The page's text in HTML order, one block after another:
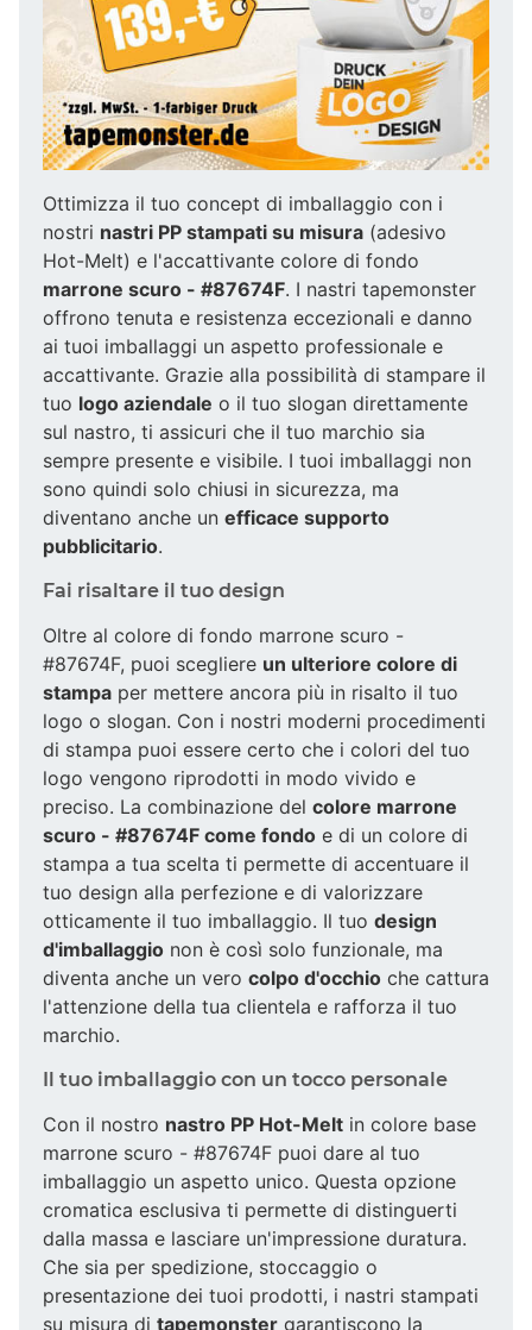
Ottimizza il tuo concept di imballaggio con i
nostri nastri PP stampati su misura (adesivo
Hot-Melt) e l'accattivante colore di fondo
marrone scuro - #87674F. I nastri tapemonster
offrono tenuta e resistenza eccezionali e danno
ai tuoi imballaggi un aspetto professionale e
accattivante. Grazie alla possibilità di stampare il
tuo logo aziendale o il tuo slogan direttamente
sul nastro, ti assicuri che il tuo marchio sia
sempre presente e visibile. I tuoi imballaggi non
sono quindi solo chiusi in sicurezza, ma
diventano anche un efficace supporto
pubblicitario.
Fai risaltare il tuo design
Oltre al colore di fondo marrone scuro -
#87674F, puoi scegliere un ulteriore colore di
stampa per mettere ancora più in risalto il tuo
logo o slogan. Con i nostri moderni procedimenti
di stampa puoi essere certo che i colori del tuo
logo vengono riprodotti in modo vivido e
preciso. La combinazione del colore marrone
scuro - #87674F come fondo e di un colore di
stampa a tua scelta ti permette di accentuare il
tuo design alla perfezione e di valorizzare
otticamente il tuo imballaggio. Il tuo design
d'imballaggio non è così solo funzionale, ma
diventa anche un vero colpo d'occhio che cattura
l'attenzione della tua clientela e rafforza il tuo
marchio.
Il tuo imballaggio con un tocco personale
Con il nostro nastro PP Hot-Melt in colore base
marrone scuro - #87674F puoi dare al tuo
imballaggio un aspetto unico. Questa opzione
cromatica esclusiva ti permette di distinguerti
dalla massa e lasciare un'impressione duratura.
Che sia per spedizione, stoccaggio o
presentazione dei tuoi prodotti, i nastri stampati
su misura di tapemonster garantiscono la